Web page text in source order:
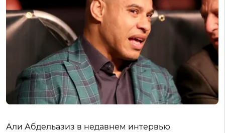
Али Абдельазиз в недавнем интервью